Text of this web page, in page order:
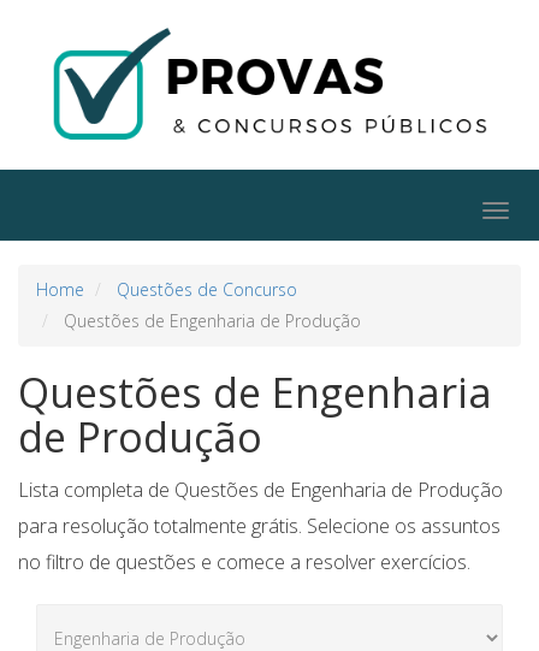
Home
Questões de Concurso
Questões de Engenharia de Produção
Questões de Engenharia
de Produção
Lista completa de Questões de Engenharia de Produção
para resolução totalmente grátis. Selecione os assuntos
no filtro de questões e comece a resolver exercícios.